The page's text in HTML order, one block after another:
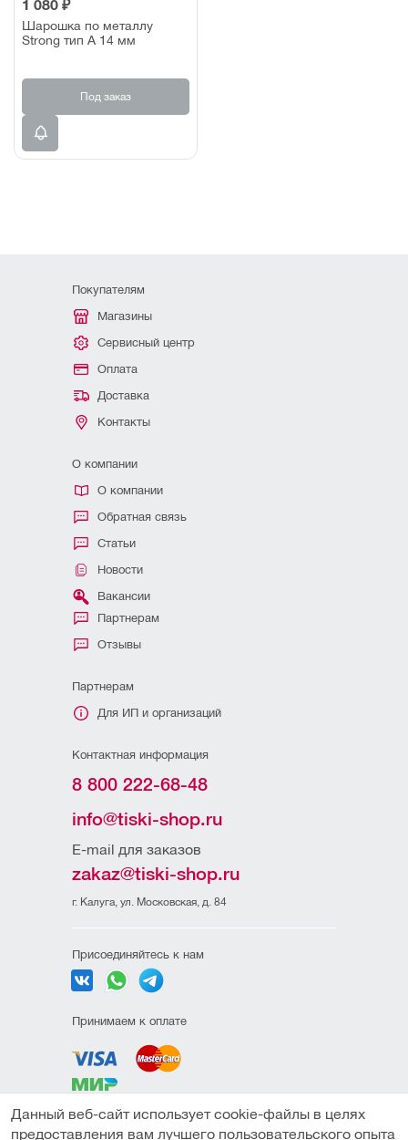
1 080 ₽
Шарошка по металлу
Strong тип A 14 мм
Под заказ
Покупателям
Магазины
Сервисный центр
Оплата
Доставка
Контакты
О компании
О компании
Обратная связь
Статьи
Новости
Вакансии
Партнерам
Отзывы
Партнерам
Для ИП и организаций
Контактная информация
8 800 222-68-48
info@tiski-shop.ru
E-mail для заказов
zakaz@tiski-shop.ru
г. Калуга, ул. Московская, д. 84
Присоединяйтесь к нам
Принимаем к оплате
Данный веб-сайт использует cookie-файлы в целях
предоставления вам лучшего пользовательского опыта